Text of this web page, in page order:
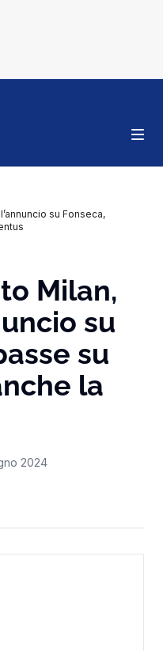
su Fonseca,
Milan,
su
su
la
2024